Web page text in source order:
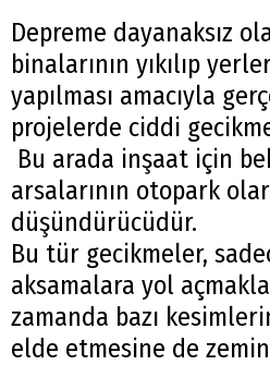
Depreme dayanaksız
binalarının yıkılıp
yapılması amacıyla
projelerde ciddi
Bu arada inşaat için
arsalarının otopark
düşündürücüdür.
Bu tür gecikmeler,
aksamalara yol açmakla
zamanda bazı
elde etmesine de zemin